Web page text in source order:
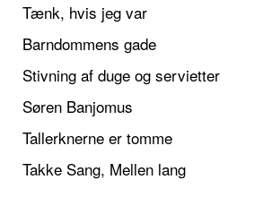
Tænk, hvis jeg var
Barndommens gade
Stivning af duge og servietter
Søren Banjomus
Tallerknerne er tomme
Takke Sang, Mellen lang